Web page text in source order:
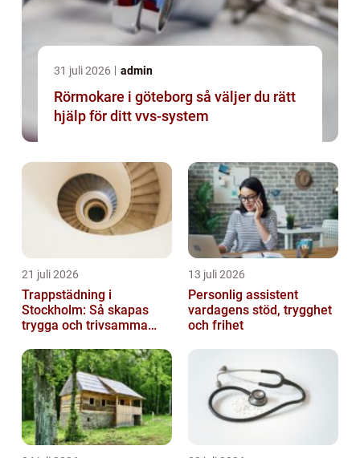
31 juli 2026 admin
Rörmokare i göteborg så väljer du rätt
hjälp för ditt vvs-system
21 juli 2026
Trappstädning i
Stockholm: Så skapas
trygga och trivsamma
13 juli 2026
Personlig assistent
vardagens stöd, trygghet
och frihet